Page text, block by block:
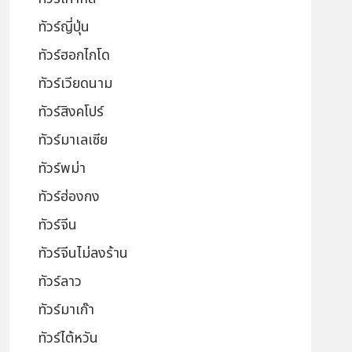
ทัวร์ญี่ปุ่น
ทัวร์ฮอกไกโด
ทัวร์เวียดนาม
ทัวร์สิงคโปร์
ทัวร์มาเลเซีย
ทัวร์พม่า
ทัวร์ฮ่องกง
ทัวร์จีน
ทัวร์จีนไม่ลงร้าน
ทัวร์ลาว
ทัวร์มาเก๊า
ทัวร์ไต้หวัน